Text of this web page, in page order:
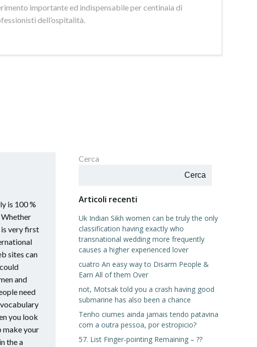
importante ed indispensabile per centinaia di
dell’ospitalità.
is 100 %
Whether
very first
sites can
and
need
you look
make your
the a
Cerca
Cerca
Articoli recenti
Uk Indian Sikh women can be truly the only
classification having exactly who
transnational wedding more frequently
causes a higher experienced lover
cuatro An easy way to Disarm People &
Earn All of them Over
not, Motsak told you a crash having good
submarine has also been a chance
Tenho ciumes ainda jamais tendo patavina
com a outra pessoa, por estropicio?
57. List Finger-pointing Remaining – ??